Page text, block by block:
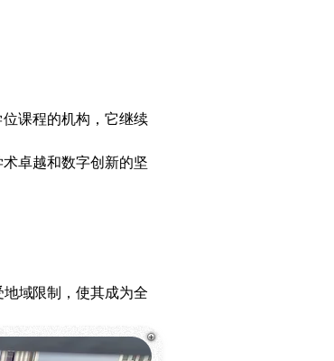
课程的机构，它继续
卓越和数字创新的坚
域限制，使其成为全